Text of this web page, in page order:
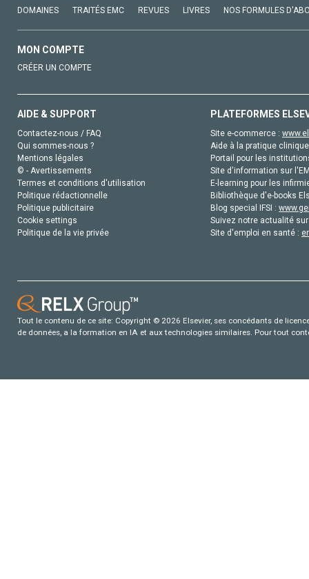
DOMAINES TRAITÉS EMC REVUES LIVRES NOS FORMULES
MON COMPTE
CRÉER UN COMPTE
AIDE & SUPPORT
Contactez-nous / FAQ
Qui sommes-nous ?
Mentions légales
© - Avertissements
Termes et conditions d'utilisation
Politique rédactionnelle
Politique publicitaire
Cookie settings
Politique de la vie privée
PLATEFORMES
Site e-commerce :
Aide à la pratique
Portail pour les
Site d'information sur
E-learning pour les
Bibliothèque d'e-books
Blog special IFSI :
Suivez notre actualité
Site d'emploi en santé :
Tout le contenu de ce site: Copyright © 2026 Elsevier, ses concédants de
de données, a la formation en IA et aux technologies similaires. Pour tout